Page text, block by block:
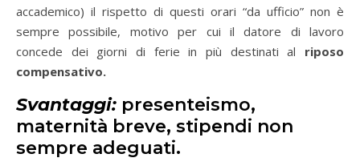
accademico) il rispetto di questi orari “da ufficio” non è
sempre possibile, motivo per cui il datore di lavoro
concede dei giorni di ferie in più destinati al riposo
compensativo.
Svantaggi: presenteismo,
maternità breve, stipendi non
sempre adeguati.